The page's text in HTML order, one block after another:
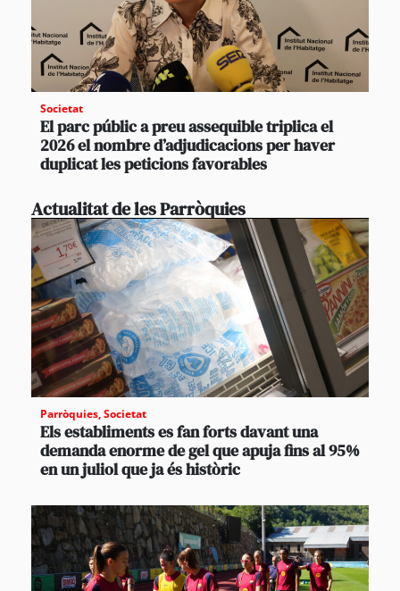
Societat
El parc públic a preu assequible triplica el
2026 el nombre d’adjudicacions per haver
duplicat les peticions favorables
Actualitat de les Parròquies
Parròquies,Societat
Els establiments es fan forts davant una
demanda enorme de gel que apuja fins al 95%
en un juliol que ja és històric